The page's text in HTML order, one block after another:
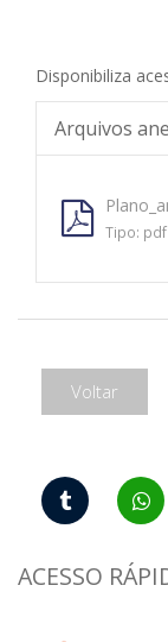
Disponibiliza
Arquivos
Tipo:
Voltar
ACESSO